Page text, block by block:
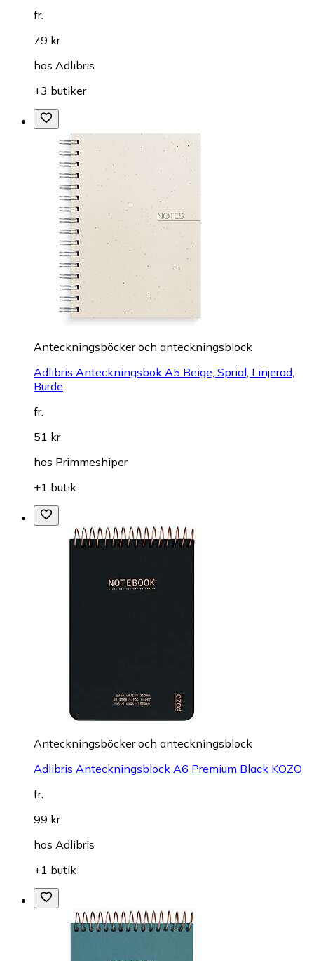
fr.
79 kr
hos Adlibris
+3 butiker
Anteckningsböcker och anteckningsblock
Adlibris Anteckningsbok A5 Beige, Sprial, Linjerad,
Burde
fr.
51 kr
hos Primmeshiper
+1 butik
Anteckningsböcker och anteckningsblock
Adlibris Anteckningsblock A6 Premium Black KOZO
fr.
99 kr
hos Adlibris
+1 butik